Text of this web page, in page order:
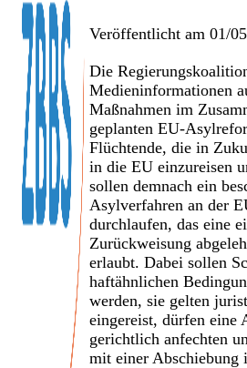
Veröffentlicht am 01/
Die
Medieninformationen
Maßnahmen im
geplanten EU-
Flüchtende, die in
in die EU einzureisen
sollen demnach ein
Asylverfahren an der
durchlaufen, das eine
Zurückweisung
erlaubt. Dabei sollen
haftähnlichen
werden, sie gelten
eingereist, dürfen eine
gerichtlich anfechten
mit einer Abschiebung